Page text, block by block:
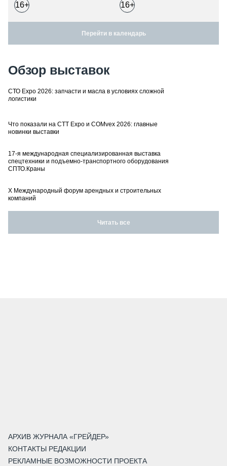
16+ 16+
Перейти в календарь
Обзор выставок
СТО Expo 2026: запчасти и масла в условиях сложной
логистики
Что показали на CTT Expo и COMvex 2026: главные
новинки выставки
17-я международная специализированная выставка
спецтехники и подъемно-транспортного оборудования
СПТО.Краны
X Международный форум арендных и строительных
компаний
Читать все
АРХИВ ЖУРНАЛА «ГРЕЙДЕР»
КОНТАКТЫ РЕДАКЦИИ
РЕКЛАМНЫЕ ВОЗМОЖНОСТИ ПРОЕКТА